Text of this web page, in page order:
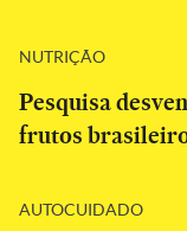
NUTRIÇÃO
Pesquisa
frutos
AUTOCUIDADO